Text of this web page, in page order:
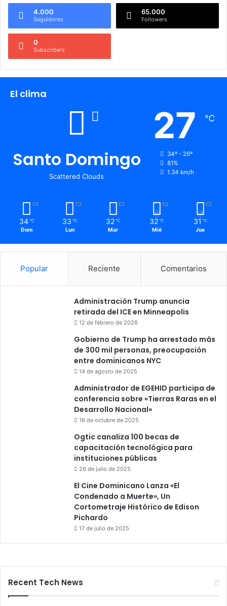
4.000
Seguidores
65.000
Followers
0
Subscribers
El clima
Santo Domingo
Scattered Clouds
27 ℃
34º - 26º
81%
1.34 km/h
34 ℃
Dom
33 ℃
Lun
32 ℃
Mar
32 ℃
Mié
31 ℃
Jue
Popular Reciente Comentarios
Administración Trump anuncia
retirada del ICE en Minneapolis
12 de febrero de 2026
Gobierno de Trump ha arrestado más
de 300 mil personas, preocupación
entre dominicanos NYC
14 de agosto de 2025
Administrador de EGEHID participa de
conferencia sobre «Tierras Raras en el
Desarrollo Nacional»
16 de octubre de 2025
Ogtic canaliza 100 becas de
capacitación tecnológica para
instituciones públicas
26 de julio de 2025
El Cine Dominicano Lanza «El
Condenado a Muerte», Un
Cortometraje Histórico de Edison
Pichardo
17 de julio de 2025
Recent Tech News